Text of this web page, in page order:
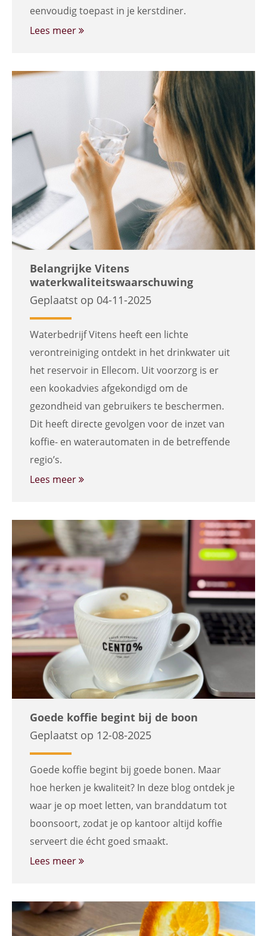
eenvoudig toepast in je kerstdiner.
Lees meer
Belangrijke Vitens
waterkwaliteitswaarschuwing
Geplaatst op 04-11-2025
Waterbedrijf Vitens heeft een lichte
verontreiniging ontdekt in het drinkwater uit
het reservoir in Ellecom. Uit voorzorg is er
een kookadvies afgekondigd om de
gezondheid van gebruikers te beschermen.
Dit heeft directe gevolgen voor de inzet van
koffie- en waterautomaten in de betreffende
regio’s.
Lees meer
Goede koffie begint bij de boon
Geplaatst op 12-08-2025
Goede koffie begint bij goede bonen. Maar
hoe herken je kwaliteit? In deze blog ontdek je
waar je op moet letten, van branddatum tot
boonsoort, zodat je op kantoor altijd koffie
serveert die écht goed smaakt.
Lees meer